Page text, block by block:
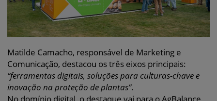
Matilde Camacho, responsável de Marketing e
Comunicação, destacou os três eixos principais:
“ferramentas digitais, soluções para culturas-chave e
inovação na proteção de plantas”.